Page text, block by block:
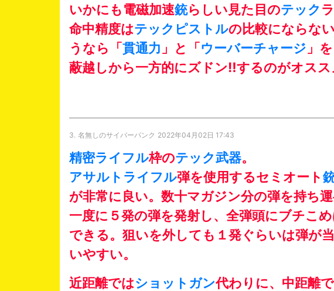
いかにも電磁加速銃らしい見た目のテック
命中精度はテック ピストルの比較にならな
うなら「貫通力 」と「ウーバーチャージ 」
蔽越しから一方的にズドン‼︎するのがオスス
3. 名無しのサイバーパンク 2022年04月02日 17:43
精密ライフル枠のテック武器。
アサルトライフル弾を使用するセミオート
が非常に良い。数十マガジン分の弾を持ち運
一度に５発の弾を発射し、全弾頭にブチこ
できる。狙いを外しても１発ぐらいは弾が
いやすい。
近距離ではショットガン代わりに、中距離